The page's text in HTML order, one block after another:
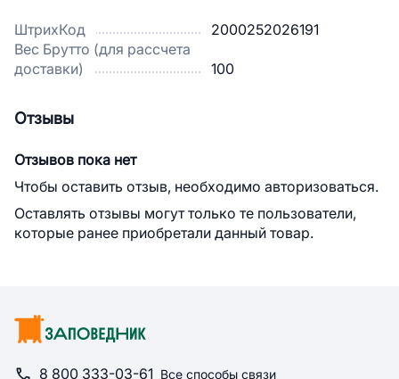
ШтрихКод
2000252026191
Вес Брутто (для рассчета
доставки)
100
Отзывы
Отзывов пока нет
Чтобы оставить отзыв, необходимо авторизоваться.
Оставлять отзывы могут только те пользователи,
которые ранее приобретали данный товар.
8 800 333-03-61 Все способы связи